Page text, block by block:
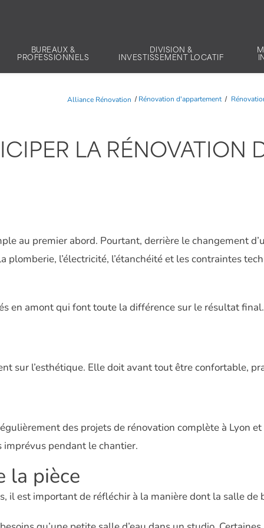
BUREAUX &
PROFESSIONNELS
DIVISION &
INVESTISSEMENT LOCATIF
Alliance Rénovation Rénovation d'appartement
LA RÉNOVATION
au premier abord. Pourtant, derrière le changement
l’électricité, l’étanchéité et les contraintes
en amont qui font toute la différence sur le résultat final.
sur l’esthétique. Elle doit avant tout être confortable,
des projets de rénovation complète à Lyon
imprévus pendant le chantier.
la pièce
il est important de réfléchir à la manière dont la salle de